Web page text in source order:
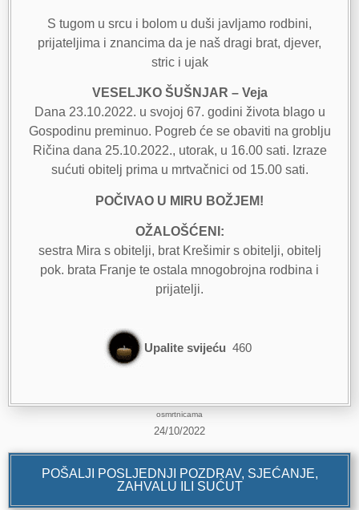
S tugom u srcu i bolom u duši javljamo rodbini,
prijateljima i znancima da je naš dragi brat, djever,
stric i ujak
VESELJKO ŠUŠNJAR – Veja
Dana 23.10.2022. u svojoj 67. godini života blago u
Gospodinu preminuo. Pogreb će se obaviti na groblju
Ričina dana 25.10.2022., utorak, u 16.00 sati. Izraze
sućuti obitelj prima u mrtvačnici od 15.00 sati.
POČIVAO U MIRU BOŽJEM!
OŽALOŠĆENI:
sestra Mira s obitelji, brat Krešimir s obitelji, obitelj
pok. brata Franje te ostala mnogobrojna rodbina i
prijatelji.
Upalite svijeću 460
osmrtnicama
24/10/2022
POŠALJI POSLJEDNJI POZDRAV, SJEĆANJE,
ZAHVALU ILI SUĆUT